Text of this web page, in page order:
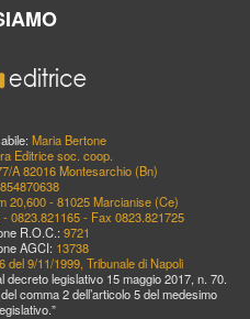
Maria Bertone
Editrice soc. coop.
A 82016 Montesarchio (Bn)
20,600 - 81025 Marcianise (Ce)
0823.821165 - Fax 0823.821725
R.O.C.: 9721
AGCI: 13738
del 9/11/1999, Tribunale di Napoli
legislativo 15 maggio 2017, n. 70.
comma 2 dell’articolo 5 del medesimo